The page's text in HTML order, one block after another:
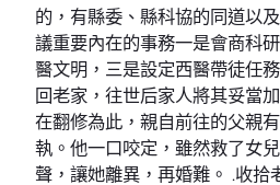
的，有縣委、縣科協的同道以
議重要內在的事務一是會商科
醫文明，三是設定西醫帶徒任
回老家，往世后家人將其妥當
在翻修為此，親自前往的父親
執。他一口咬定，雖然救了女
聲，讓她離異，再婚難。 .收拾